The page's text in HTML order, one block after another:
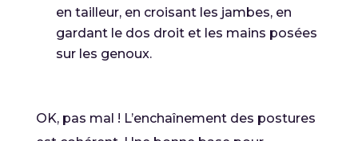
en tailleur, en croisant les jambes, en
gardant le dos droit et les mains posées
sur les genoux.
OK, pas mal ! L’enchaînement des postures